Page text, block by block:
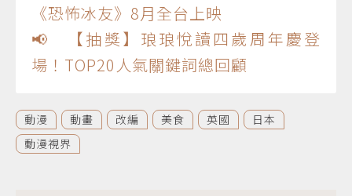
《恐怖冰友》8月全台上映
📢 【抽獎】琅琅悅讀四歲周年慶登
場！TOP20人氣關鍵詞總回顧
動漫 動畫 改編 美食 英國
日本
動漫視界